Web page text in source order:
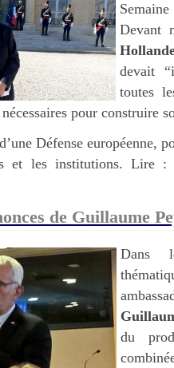
Semaine
Devant
devait
toutes
pour construire
Défense européenne,
et les institutions. Lire
de Guillaume
Dans
du